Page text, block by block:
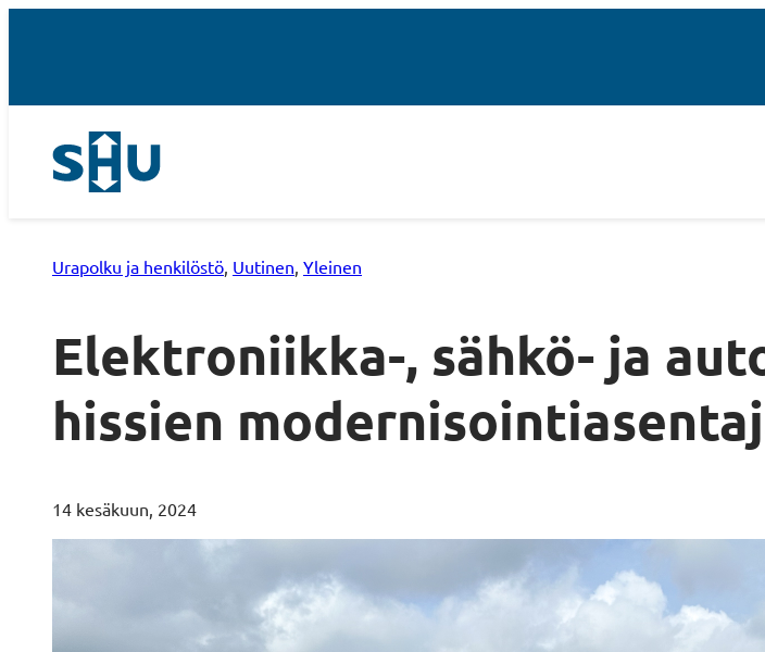
Urapolku ja henkilöstö Uutinen Yleinen
Elektroniikka-, sähkö- ja
hissien
14 kesäkuun, 2024